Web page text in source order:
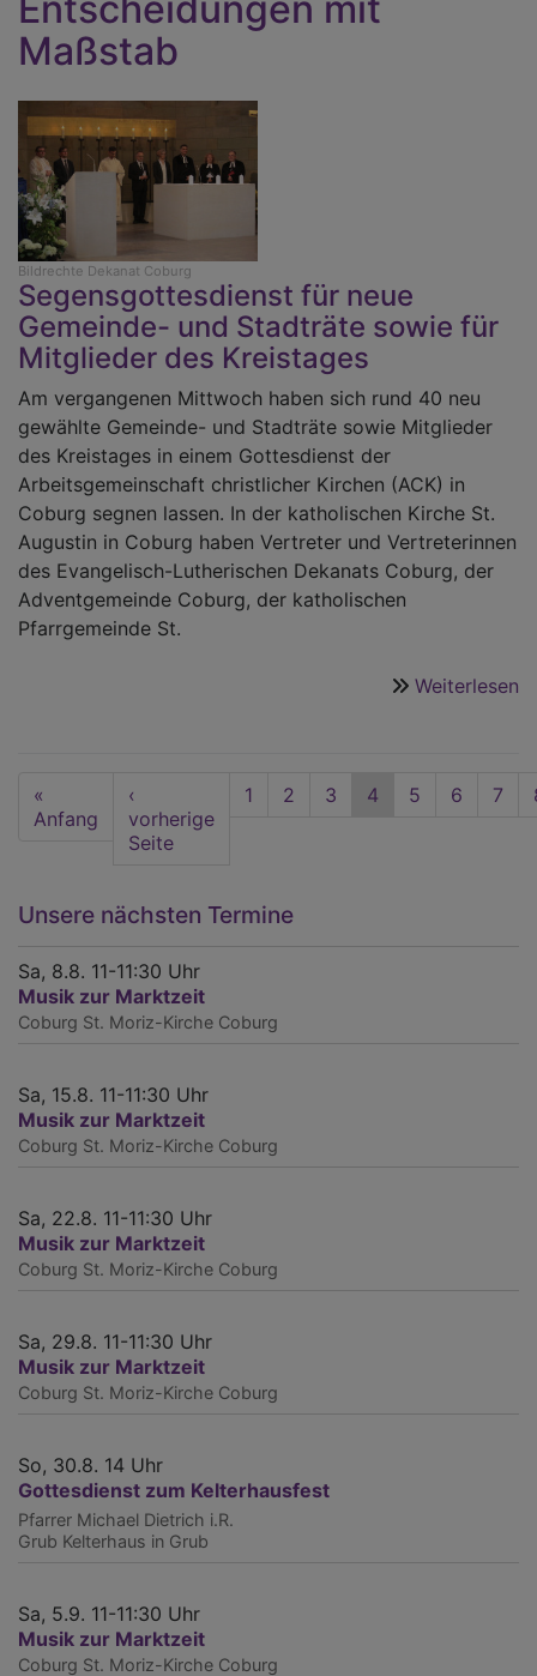
Maßstab
Bildrechte Dekanat Coburg
Segensgottesdienst für neue
Gemeinde- und Stadträte sowie für
Mitglieder des Kreistages
Am vergangenen Mittwoch haben sich rund 40 neu
gewählte Gemeinde- und Stadträte sowie Mitglieder
des Kreistages in einem Gottesdienst der
Arbeitsgemeinschaft christlicher Kirchen (ACK) in
Coburg segnen lassen. In der katholischen Kirche St.
Augustin in Coburg haben Vertreter und Vertreterinnen
des Evangelisch-Lutherischen Dekanats Coburg, der
Adventgemeinde Coburg, der katholischen
Pfarrgemeinde St.
Weiterlesen
Seitennummerierung
First
page
«
Anfang
Vorherige
Seite
‹
vorherige
Seite
Seite
1 Seite
2 Seite
3
Aktuelle
4 Seite
5 Seite
6 Seite
7
Unsere nächsten Termine
Sa, 8.8. 11-11:30 Uhr
Musik zur Marktzeit
Coburg St. Moriz-Kirche Coburg
Sa, 15.8. 11-11:30 Uhr
Musik zur Marktzeit
Coburg St. Moriz-Kirche Coburg
Sa, 22.8. 11-11:30 Uhr
Musik zur Marktzeit
Coburg St. Moriz-Kirche Coburg
Sa, 29.8. 11-11:30 Uhr
Musik zur Marktzeit
Coburg St. Moriz-Kirche Coburg
So, 30.8. 14 Uhr
Gottesdienst zum Kelterhausfest
Pfarrer Michael Dietrich i.R.
Grub Kelterhaus in Grub
Sa, 5.9. 11-11:30 Uhr
Musik zur Marktzeit
Coburg St. Moriz-Kirche Coburg